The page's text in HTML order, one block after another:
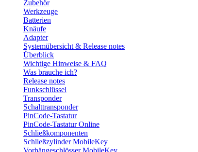
Zubehör
Werkzeuge
Batterien
Knäufe
Adapter
Systemübersicht & Release notes
Überblick
Wichtige Hinweise & FAQ
Was brauche ich?
Release notes
Funkschlüssel
Transponder
Schalttransponder
PinCode-Tastatur
PinCode-Tastatur Online
Schließkomponenten
Schließzylinder MobileKey
Vorhängeschlösser MobileKey